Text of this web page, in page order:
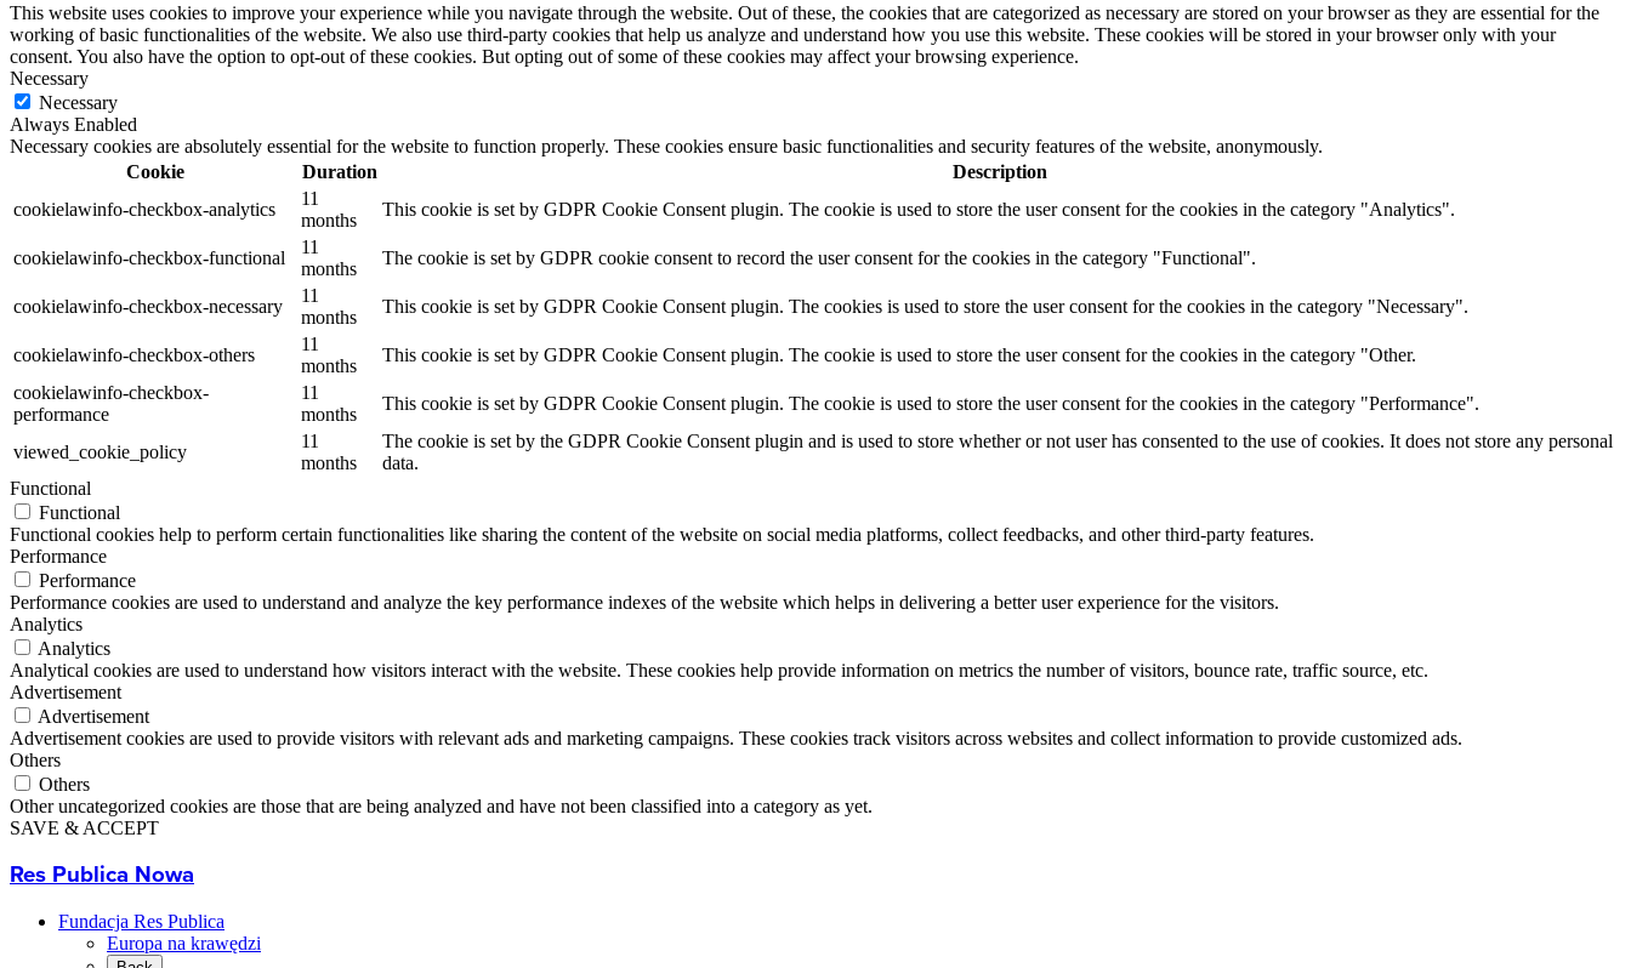
This website uses cookies to improve your experience while you navigate through the website. Out of these, the cookies that are categorized as necessary are stored on your browser as they are essential for the
working of basic functionalities of the website. We also use third-party cookies that help us analyze and understand how you use this website. These cookies will be stored in your browser only with your
consent. You also have the option to opt-out of these cookies. But opting out of some of these cookies may affect your browsing experience.
Necessary
Necessary
Always Enabled
Necessary cookies are absolutely essential for the website to function properly. These cookies ensure basic functionalities and security features of the website, anonymously.
Cookie
Duration
Description
cookielawinfo-checkbox-analytics
11
months
This cookie is set by GDPR Cookie Consent plugin. The cookie is used to store the user consent for the cookies in the category "Analytics".
cookielawinfo-checkbox-functional
11
months
The cookie is set by GDPR cookie consent to record the user consent for the cookies in the category "Functional".
cookielawinfo-checkbox-necessary
11
months
This cookie is set by GDPR Cookie Consent plugin. The cookies is used to store the user consent for the cookies in the category "Necessary".
cookielawinfo-checkbox-others
11
months
This cookie is set by GDPR Cookie Consent plugin. The cookie is used to store the user consent for the cookies in the category "Other.
cookielawinfo-checkbox-
performance
11
months
This cookie is set by GDPR Cookie Consent plugin. The cookie is used to store the user consent for the cookies in the category "Performance".
viewed_cookie_policy
11
months
The cookie is set by the GDPR Cookie Consent plugin and is used to store whether or not user has consented to the use of cookies. It does not store any personal
data.
Functional
Functional
Functional cookies help to perform certain functionalities like sharing the content of the website on social media platforms, collect feedbacks, and other third-party features.
Performance
Performance
Performance cookies are used to understand and analyze the key performance indexes of the website which helps in delivering a better user experience for the visitors.
Analytics
Analytics
Analytical cookies are used to understand how visitors interact with the website. These cookies help provide information on metrics the number of visitors, bounce rate, traffic source, etc.
Advertisement
Advertisement
Advertisement cookies are used to provide visitors with relevant ads and marketing campaigns. These cookies track visitors across websites and collect information to provide customized ads.
Others
Others
Other uncategorized cookies are those that are being analyzed and have not been classified into a category as yet.
SAVE & ACCEPT
Res Publica Nowa
Fundacja Res Publica
Europa na krawędzi